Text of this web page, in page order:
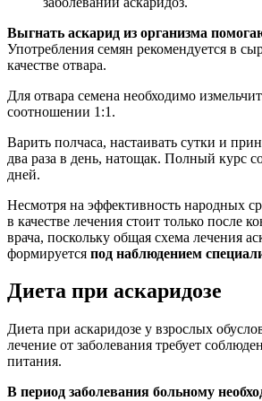
Выгнать аскарид из организма
Употребления семян рекомендуется в
качестве отвара.
Для отвара семена необходимо
соотношении 1:1.
Варить полчаса, настаивать сутки и
два раза в день, натощак. Полный курс
дней.
Несмотря на эффективность народных
в качестве лечения стоит только после
врача, поскольку общая схема лечения
формируется под наблюдением
Диета при аскаридозе
Диета при аскаридозе у взрослых
лечение от заболевания требует
питания.
В период заболевания больному